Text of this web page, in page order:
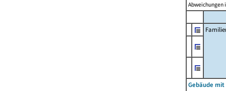
Abweichungen
Gebäude